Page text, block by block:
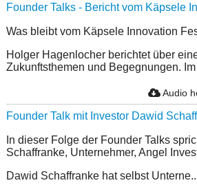
Founder Talks - Bericht vom Käpsele
Was bleibt vom Käpsele Innovation
Holger Hagenlocher berichtet über
Zukunftsthemen und Begegnungen.
Audio
Founder Talk mit Investor Dawid
In dieser Folge der Founder Talks
Schaffranke, Unternehmer, Angel
Dawid Schaffranke hat selbst